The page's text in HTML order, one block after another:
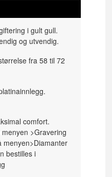
i gult gull.
og utvendig.
fra 58 til 72
comfort.
>Gravering
menyen>Diamanter
bestilles i